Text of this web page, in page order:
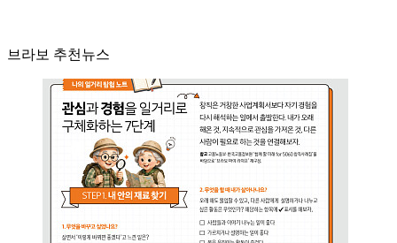
브라보 추천뉴스